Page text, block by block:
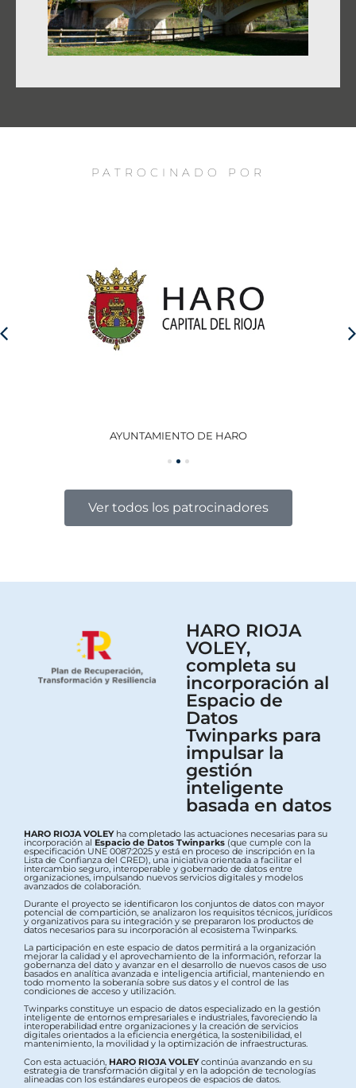
PATROCINADO POR
AYUNTAMIENTO DE HARO
Ver todos los patrocinadores
HARO RIOJA
VOLEY,
completa su
incorporación al
Espacio de
Datos
Twinparks para
impulsar la
gestión
inteligente
basada en datos
HARO RIOJA VOLEYha completado las actuaciones necesarias para su
incorporación al Espacio de Datos Twinparks (que cumple con la
especificación UNE 0087:2025 y está en proceso de inscripción en la
Lista de Confianza del CRED), una iniciativa orientada a facilitar el
intercambio seguro, interoperable y gobernado de datos entre
organizaciones, impulsando nuevos servicios digitales y modelos
avanzados de colaboración.
Durante el proyecto se identificaron los conjuntos de datos con mayor
potencial de compartición, se analizaron los requisitos técnicos, jurídicos
y organizativos para su integración y se prepararon los productos de
datos necesarios para su incorporación al ecosistema Twinparks.
La participación en este espacio de datos permitirá a la organización
mejorar la calidad y el aprovechamiento de la información, reforzar la
gobernanza del dato y avanzar en el desarrollo de nuevos casos de uso
basados en analítica avanzada e inteligencia artificial, manteniendo en
todo momento la soberanía sobre sus datos y el control de las
condiciones de acceso y utilización.
Twinparks constituye un espacio de datos especializado en la gestión
inteligente de entornos empresariales e industriales, favoreciendo la
interoperabilidad entre organizaciones y la creación de servicios
digitales orientados a la eficiencia energética, la sostenibilidad, el
mantenimiento, la movilidad y la optimización de infraestructuras.
Con esta actuación, HARO RIOJA VOLEYcontinúa avanzando en su
estrategia de transformación digital y en la adopción de tecnologías
alineadas con los estándares europeos de espacios de datos.